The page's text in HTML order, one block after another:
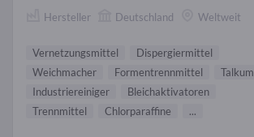
Hersteller Deutschland Weltweit
Vernetzungsmittel
Dispergiermittel
Weichmacher
Formentrennmittel
Talkum
Industriereiniger
Bleichaktivatoren
Trennmittel
Chlorparaffine ...